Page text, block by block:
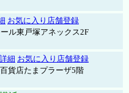
お気に入り店舗登録
ル東戸塚アネックス2F
詳細 お気に入り店舗登録
貨店たまプラーザ5階